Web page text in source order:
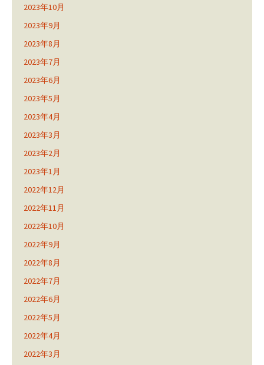
2023年10月
2023年9月
2023年8月
2023年7月
2023年6月
2023年5月
2023年4月
2023年3月
2023年2月
2023年1月
2022年12月
2022年11月
2022年10月
2022年9月
2022年8月
2022年7月
2022年6月
2022年5月
2022年4月
2022年3月